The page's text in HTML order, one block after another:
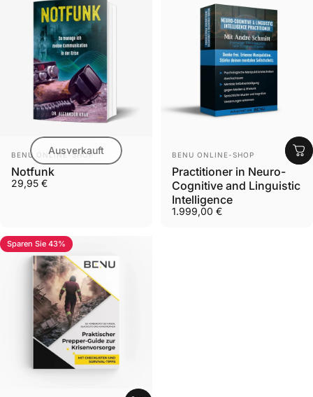
Ausverkauft
Anbieter:
BENU ONLINE-SHOP
Notfunk
29,95 €
Anbieter:
BENU ONLINE-SHOP
Practitioner in Neuro-
Cognitive and Linguistic
Intelligence
1.999,00 €
Sparen Sie 43%